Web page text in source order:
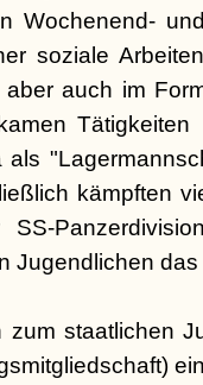
Wochenend-
soziale
auch im
als
kämpften
Jugendlichen
staatlichen